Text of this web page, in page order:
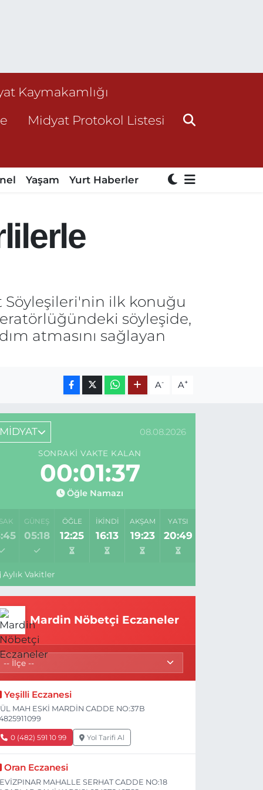
Kaymakamlığı
Midyat Protokol Listesi
Yaşam Yurt Haberler
ilk konuğu
söyleşide,
atmasını sağlayan
A- A+
MİDYAT 08.08.2026
SONRAKI VAKTE KALAN
00:01:37
Öğle Namazı
GÜNEŞ
05:18
ÖĞLE
12:25
İKINDI
16:13
AKŞAM
19:23
YATSI
20:49
Aylık Vakitler
Mardin Nöbetçi Eczaneler
Yeşilli Eczanesi
MAH ESKİ MARDİN CADDE NO:37B
0 (482) 591 10 99 Yol Tarifi Al
Oran Eczanesi
MAHALLE SERHAT CADDE NO:18